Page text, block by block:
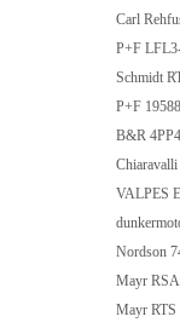
Carl
P+F
Schmidt
P+F
B&R
VALPES
Nordson
Mayr
Mayr RTS